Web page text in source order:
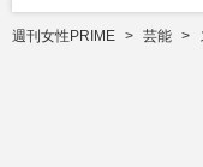
週刊女性PRIME 芸能